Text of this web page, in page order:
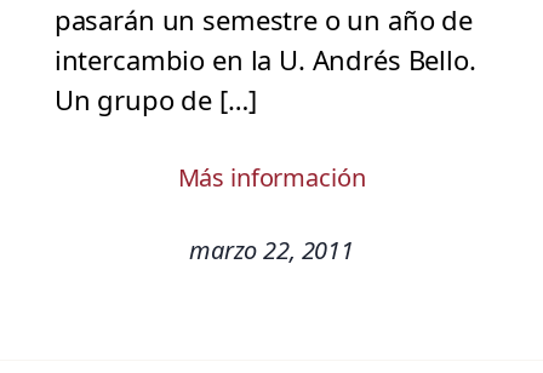
pasarán un semestre o un año de
intercambio en la U. Andrés Bello.
Un grupo de […]
Más información
marzo 22, 2011